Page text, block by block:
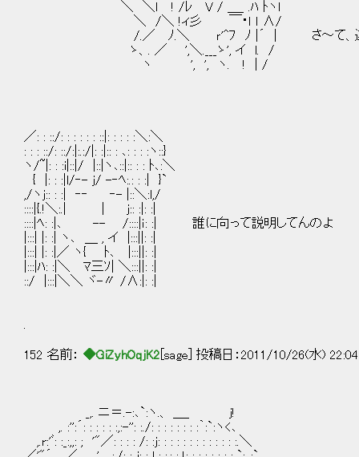
＼ ＼ｌ ! /ﾚ V / ＿_ .ﾊ ﾄヽl
＼ /＼ !ィ彡 ￣・ｌ ｌ ∧/
/.／ ﾉ.＼ ｒ'^ﾌ ﾉ |´ | さ～て、連日やっ
ゝ、. ／ ',＼.___ゝ', イ l. /
ヽ ', ', ヽ. ! | /
／: : ::/: : : : : : ::|: : : : :＼:＼
: : : ::/: ::/:|:.:/|: :|:: : ､: : : :ヽ::}
ヽ/~|: : :i|::|/ |::|ヽ､::|:: : : ﾄ､:＼
{ |: : :|l/‐- ｊ/ -‐ﾍ:.: : :| }`
,/ヽｊ:: : :| ‐‐ ‐- |::＼:l,/
::::|{.!＼:.| | ｊ:: :|: :|
::::|ﾍ: :|､ -- /::::|ｉ: :| 誰に向って説明してんのよ
|:::| |: :| ヽ､ ＿ , イ |:::||: :|
|:::| |: :|／ ヽ{ ﾄ､ |:::||: :|
|:::|ﾊ: :|＼ ﾏ三ｿ| ＼:::||: :|
::/ |:::|＼＼ ヾ-〃 /∧:|: :|
152 名前： ◆GiZyhOqjK2 [sage] 投稿日：2011/10/26(水)
_,. ニ＝.-:､`:ヽ.、 ＿_ j!
,. :'':´: : : : : :,:-'': :./: : : : : : : :｀:`:ヽ<､
,.r:'ﾞ: :_:,,: ; '"／: : : : /: :j: : : : : : : : : : : : :.＼